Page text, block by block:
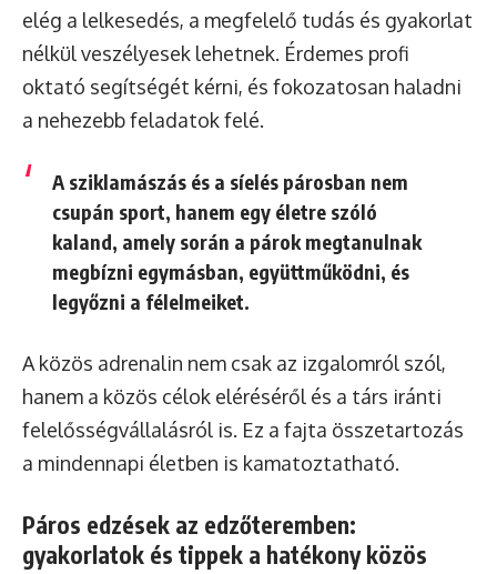
elég a lelkesedés, a megfelelő tudás és gyakorlat
nélkül veszélyesek lehetnek. Érdemes profi
oktató segítségét kérni, és fokozatosan haladni
a nehezebb feladatok felé.
A sziklamászás és a síelés párosban nem
csupán sport, hanem egy életre szóló
kaland, amely során a párok megtanulnak
megbízni egymásban, együttműködni, és
legyőzni a félelmeiket.
A közös adrenalin nem csak az izgalomról szól,
hanem a közös célok eléréséről és a társ iránti
felelősségvállalásról is. Ez a fajta összetartozás
a mindennapi életben is kamatoztatható.
Páros edzések az edzőteremben:
gyakorlatok és tippek a hatékony közös